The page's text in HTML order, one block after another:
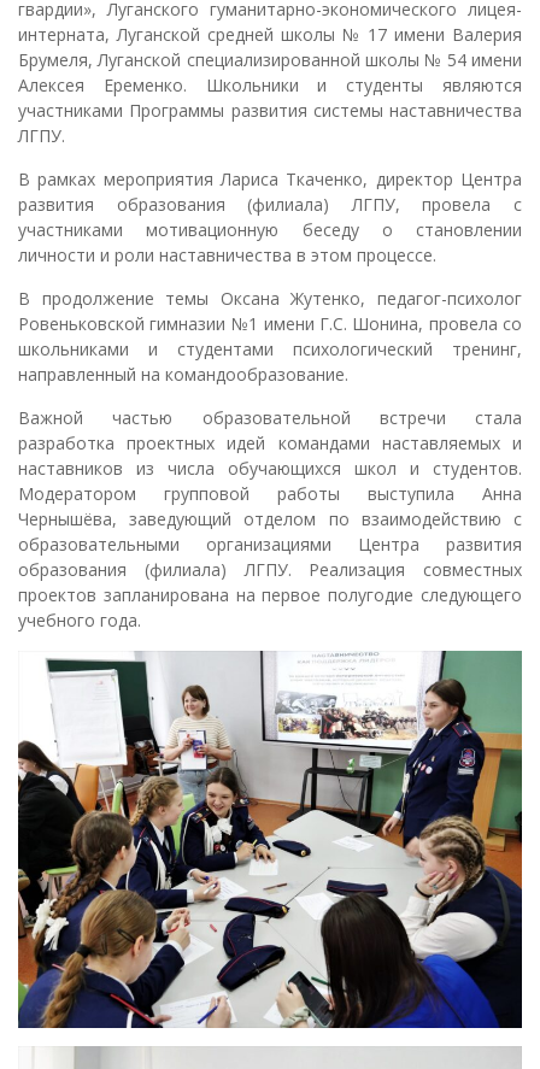
гвардии», Луганского гуманитарно-экономического лицея-
интерната, Луганской средней школы № 17 имени Валерия
Брумеля, Луганской специализированной школы № 54 имени
Алексея Еременко. Школьники и студенты являются
участниками Программы развития системы наставничества
ЛГПУ.
В рамках мероприятия Лариса Ткаченко, директор Центра
развития образования (филиала) ЛГПУ, провела с
участниками мотивационную беседу о становлении
личности и роли наставничества в этом процессе.
В продолжение темы Оксана Жутенко, педагог-психолог
Ровеньковской гимназии №1 имени Г.С. Шонина, провела со
школьниками и студентами психологический тренинг,
направленный на командообразование.
Важной частью образовательной встречи стала
разработка проектных идей командами наставляемых и
наставников из числа обучающихся школ и студентов.
Модератором групповой работы выступила Анна
Чернышёва, заведующий отделом по взаимодействию с
образовательными организациями Центра развития
образования (филиала) ЛГПУ. Реализация совместных
проектов запланирована на первое полугодие следующего
учебного года.